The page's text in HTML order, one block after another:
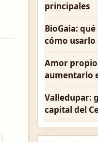
principales
BioGaia:
cómo usarlo
Amor
aumentarlo
Valledupar:
capital del